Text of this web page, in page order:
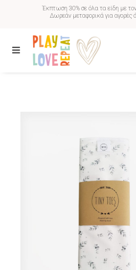
Έκπτωση 30% σε όλα τα είδη με
Δωρεάν μεταφορικά για